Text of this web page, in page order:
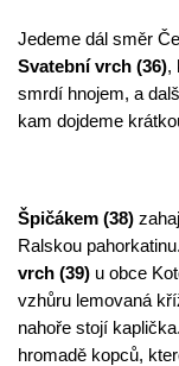
Svatební vrch (36),
smrdí hnojem, a
kam dojdeme
Špičákem (38)
Ralskou
vrch (39) u obce
vzhůru lemovaná
nahoře stojí
hromadě kopců,